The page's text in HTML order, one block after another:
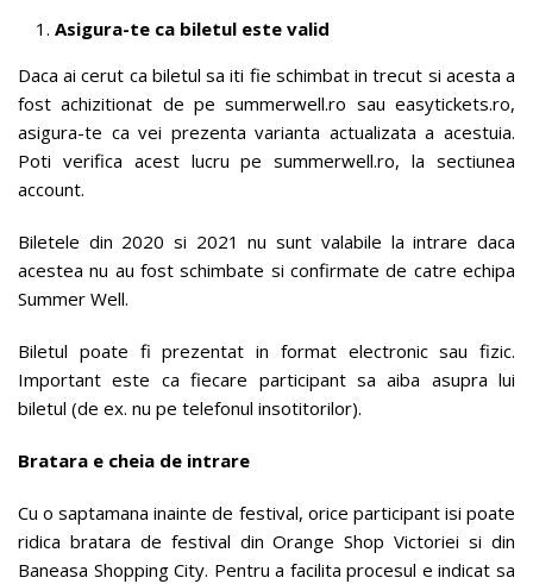
Asigura-te ca biletul este valid
Daca ai cerut ca biletul sa iti fie schimbat in trecut si acesta a
fost achizitionat de pe summerwell.ro sau easytickets.ro,
asigura-te ca vei prezenta varianta actualizata a acestuia.
Poti verifica acest lucru pe summerwell.ro, la sectiunea
account.
Biletele din 2020 si 2021 nu sunt valabile la intrare daca
acestea nu au fost schimbate si confirmate de catre echipa
Summer Well.
Biletul poate fi prezentat in format electronic sau fizic.
Important este ca fiecare participant sa aiba asupra lui
biletul (de ex. nu pe telefonul insotitorilor).
Bratara e cheia de intrare
Cu o saptamana inainte de festival, orice participant isi poate
ridica bratara de festival din Orange Shop Victoriei si din
Baneasa Shopping City. Pentru a facilita procesul e indicat sa